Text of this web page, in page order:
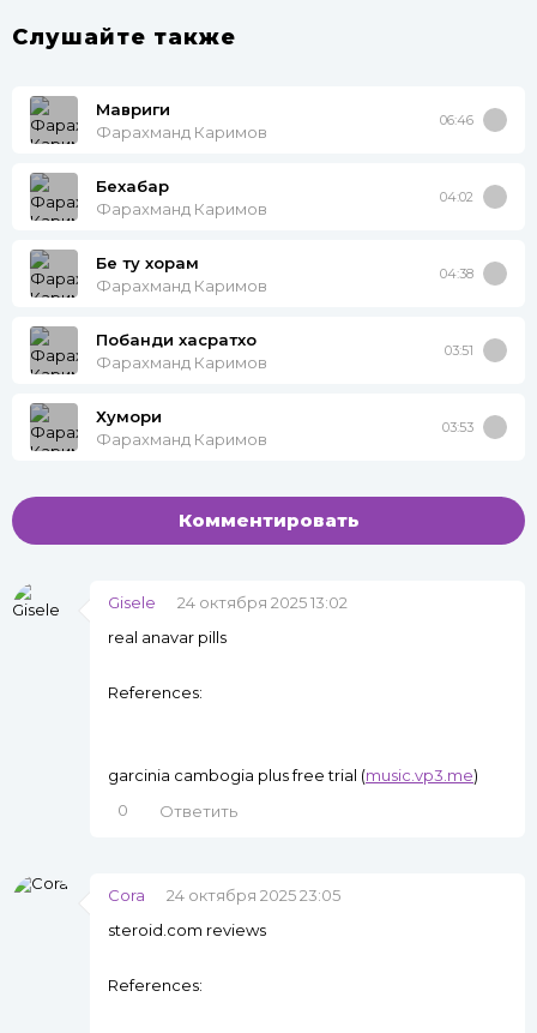
Слушайте также
Мавриги
Фарахманд Каримов
06:46
Бехабар
Фарахманд Каримов
04:02
Бе ту хорам
Фарахманд Каримов
04:38
Побанди хасратхо
Фарахманд Каримов
03:51
Хумори
Фарахманд Каримов
03:53
Комментировать
Gisele
24 октября 2025 13:02
real anavar pills
References:
garcinia cambogia plus free trial (music.vp3.me)
0
Ответить
Cora
24 октября 2025 23:05
steroid.com reviews
References: